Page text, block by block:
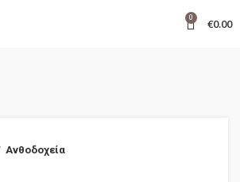
0 €0.00
Ανθοδοχεία